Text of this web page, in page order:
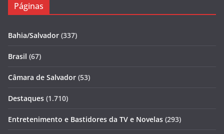
Páginas
Bahia/Salvador (337)
Brasil (67)
Câmara de Salvador (53)
Destaques (1.710)
Entretenimento e Bastidores da TV e Novelas (293)